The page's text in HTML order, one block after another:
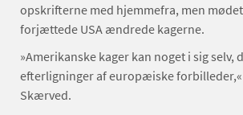
opskrifterne med hjemmefra, men
forjættede USA ændrede kagerne.
»Amerikanske kager kan noget i sig selv,
efterligninger af europæiske
Skærved.